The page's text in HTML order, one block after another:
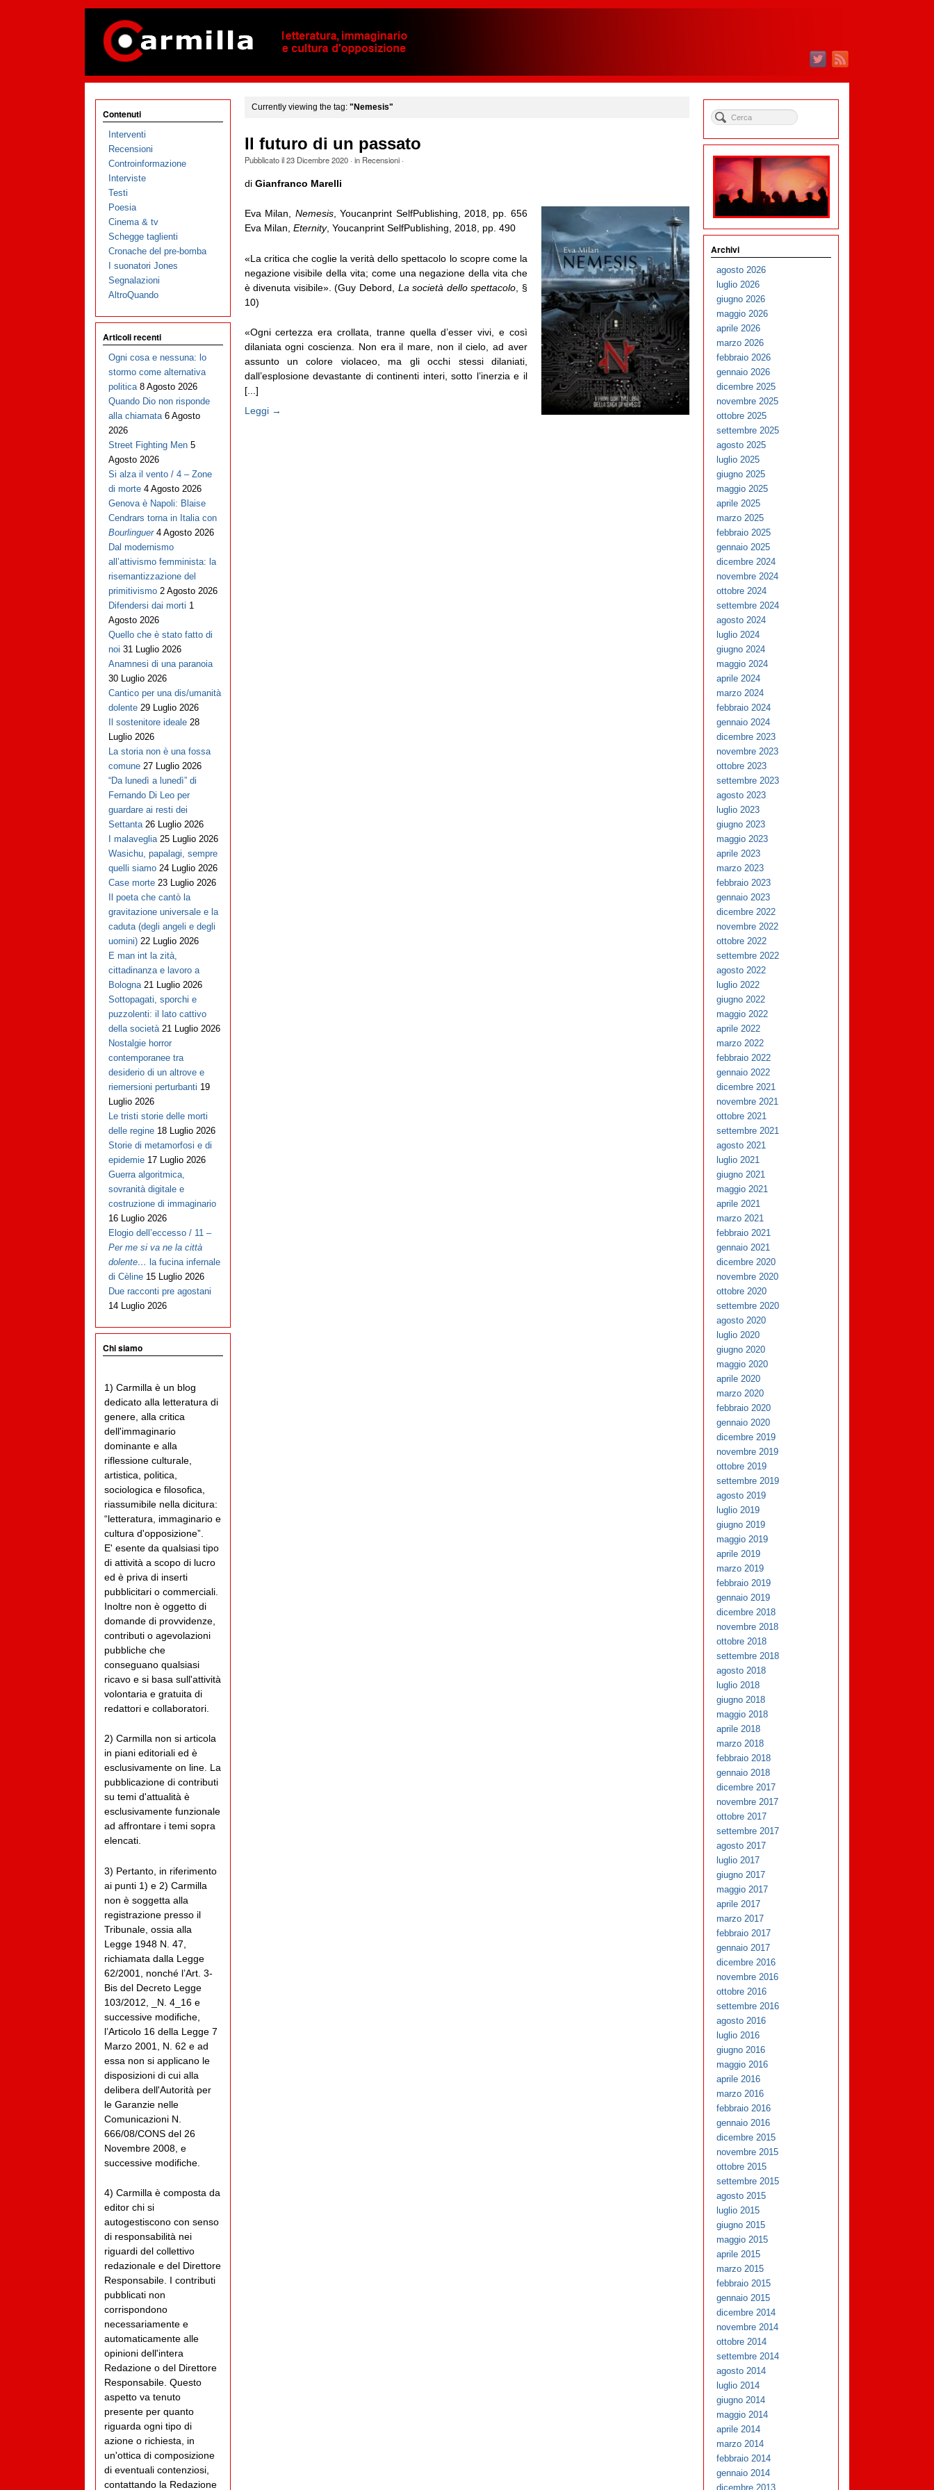
Currently viewing the tag: "Nemesis"
Il futuro di un passato
Pubblicato il23 Dicembre 2020· in Recensioni·
di Gianfranco Marelli
Eva Milan, Nemesis, Youcanprint SelfPublishing, 2018, pp. 656
Eva Milan, Eternity, Youcanprint SelfPublishing, 2018, pp. 490
«La critica che coglie la verità dello spettacolo lo scopre come la
negazione visibile della vita; come una negazione della vita che
è divenuta visibile». (Guy Debord, La società dello spettacolo , §
10)
«Ogni certezza era crollata, tranne quella d’esser vivi, e così
dilaniata ogni coscienza. Non era il mare, non il cielo, ad aver
assunto un colore violaceo, ma gli occhi stessi dilaniati,
dall’esplosione devastante di continenti interi, sotto l’inerzia e il
[...]
Leggi →
Contenuti
Interventi
Recensioni
Controinformazione
Interviste
Testi
Poesia
Cinema & tv
Schegge taglienti
Cronache del pre-bomba
I suonatori Jones
Segnalazioni
AltroQuando
Articoli recenti
Ogni cosa e nessuna: lo
stormo come alternativa
politica 8 Agosto 2026
Quando Dio non risponde
alla chiamata 6 Agosto
2026
Street Fighting Men 5
Agosto 2026
Si alza il vento / 4 – Zone
di morte 4 Agosto 2026
Genova è Napoli: Blaise
Cendrars torna in Italia con
Bourlinguer 4 Agosto 2026
Dal modernismo
all’attivismo femminista: la
risemantizzazione del
primitivismo 2 Agosto 2026
Difendersi dai morti 1
Agosto 2026
Quello che è stato fatto di
noi 31 Luglio 2026
Anamnesi di una paranoia
30 Luglio 2026
Cantico per una dis/umanità
dolente 29 Luglio 2026
Il sostenitore ideale 28
Luglio 2026
La storia non è una fossa
comune 27 Luglio 2026
“Da lunedì a lunedì” di
Fernando Di Leo per
guardare ai resti dei
Settanta 26 Luglio 2026
I malaveglia 25 Luglio 2026
Wasichu, papalagi, sempre
quelli siamo 24 Luglio 2026
Case morte 23 Luglio 2026
Il poeta che cantò la
gravitazione universale e la
caduta (degli angeli e degli
uomini) 22 Luglio 2026
E man int la zità,
cittadinanza e lavoro a
Bologna 21 Luglio 2026
Sottopagati, sporchi e
puzzolenti: il lato cattivo
della società 21 Luglio 2026
Nostalgie horror
contemporanee tra
desiderio di un altrove e
riemersioni perturbanti 19
Luglio 2026
Le tristi storie delle morti
delle regine 18 Luglio 2026
Storie di metamorfosi e di
epidemie 17 Luglio 2026
Guerra algoritmica,
sovranità digitale e
costruzione di immaginario
16 Luglio 2026
Elogio dell’eccesso / 11 –
Per me si va ne la città
dolente… la fucina infernale
di Cèline 15 Luglio 2026
Due racconti pre agostani
14 Luglio 2026
Chi siamo
1) Carmilla è un blog
dedicato alla letteratura di
genere, alla critica
dell'immaginario
dominante e alla
riflessione culturale,
artistica, politica,
sociologica e filosofica,
riassumibile nella dicitura:
“letteratura, immaginario e
cultura d'opposizione”.
E' esente da qualsiasi tipo
di attività a scopo di lucro
ed è priva di inserti
pubblicitari o commerciali.
Inoltre non è oggetto di
domande di provvidenze,
contributi o agevolazioni
pubbliche che
conseguano qualsiasi
ricavo e si basa sull'attività
volontaria e gratuita di
redattori e collaboratori.
2) Carmilla non si articola
in piani editoriali ed è
esclusivamente on line. La
pubblicazione di contributi
su temi d'attualità è
esclusivamente funzionale
ad affrontare i temi sopra
elencati.
3) Pertanto, in riferimento
ai punti 1) e 2) Carmilla
non è soggetta alla
registrazione presso il
Tribunale, ossia alla
Legge 1948 N. 47,
richiamata dalla Legge
62/2001, nonché l’Art. 3-
Bis del Decreto Legge
103/2012, _N. 4_16 e
successive modifiche,
l’Articolo 16 della Legge 7
Marzo 2001, N. 62 e ad
essa non si applicano le
disposizioni di cui alla
delibera dell'Autorità per
le Garanzie nelle
Comunicazioni N.
666/08/CONS del 26
Novembre 2008, e
successive modifiche.
4) Carmilla è composta da
editor chi si
autogestiscono con senso
di responsabilità nei
riguardi del collettivo
redazionale e del Direttore
Responsabile. I contributi
pubblicati non
corrispondono
necessariamente e
automaticamente alle
opinioni dell'intera
Redazione o del Direttore
Responsabile. Questo
aspetto va tenuto
presente per quanto
riguarda ogni tipo di
azione o richiesta, in
un'ottica di composizione
di eventuali contenziosi,
contattando la Redazione
Archivi
agosto 2026
luglio 2026
giugno 2026
maggio 2026
aprile 2026
marzo 2026
febbraio 2026
gennaio 2026
dicembre 2025
novembre 2025
ottobre 2025
settembre 2025
agosto 2025
luglio 2025
giugno 2025
maggio 2025
aprile 2025
marzo 2025
febbraio 2025
gennaio 2025
dicembre 2024
novembre 2024
ottobre 2024
settembre 2024
agosto 2024
luglio 2024
giugno 2024
maggio 2024
aprile 2024
marzo 2024
febbraio 2024
gennaio 2024
dicembre 2023
novembre 2023
ottobre 2023
settembre 2023
agosto 2023
luglio 2023
giugno 2023
maggio 2023
aprile 2023
marzo 2023
febbraio 2023
gennaio 2023
dicembre 2022
novembre 2022
ottobre 2022
settembre 2022
agosto 2022
luglio 2022
giugno 2022
maggio 2022
aprile 2022
marzo 2022
febbraio 2022
gennaio 2022
dicembre 2021
novembre 2021
ottobre 2021
settembre 2021
agosto 2021
luglio 2021
giugno 2021
maggio 2021
aprile 2021
marzo 2021
febbraio 2021
gennaio 2021
dicembre 2020
novembre 2020
ottobre 2020
settembre 2020
agosto 2020
luglio 2020
giugno 2020
maggio 2020
aprile 2020
marzo 2020
febbraio 2020
gennaio 2020
dicembre 2019
novembre 2019
ottobre 2019
settembre 2019
agosto 2019
luglio 2019
giugno 2019
maggio 2019
aprile 2019
marzo 2019
febbraio 2019
gennaio 2019
dicembre 2018
novembre 2018
ottobre 2018
settembre 2018
agosto 2018
luglio 2018
giugno 2018
maggio 2018
aprile 2018
marzo 2018
febbraio 2018
gennaio 2018
dicembre 2017
novembre 2017
ottobre 2017
settembre 2017
agosto 2017
luglio 2017
giugno 2017
maggio 2017
aprile 2017
marzo 2017
febbraio 2017
gennaio 2017
dicembre 2016
novembre 2016
ottobre 2016
settembre 2016
agosto 2016
luglio 2016
giugno 2016
maggio 2016
aprile 2016
marzo 2016
febbraio 2016
gennaio 2016
dicembre 2015
novembre 2015
ottobre 2015
settembre 2015
agosto 2015
luglio 2015
giugno 2015
maggio 2015
aprile 2015
marzo 2015
febbraio 2015
gennaio 2015
dicembre 2014
novembre 2014
ottobre 2014
settembre 2014
agosto 2014
luglio 2014
giugno 2014
maggio 2014
aprile 2014
marzo 2014
febbraio 2014
gennaio 2014
dicembre 2013